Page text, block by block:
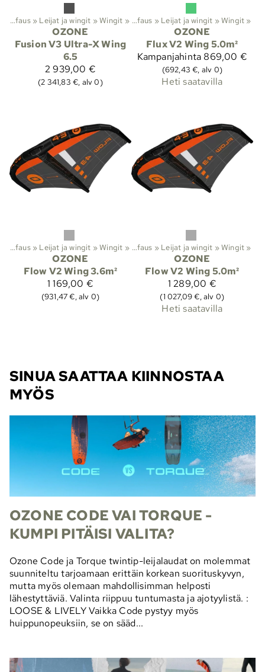
Leijasurffaus ‪» Leijat ja wingit ‪»Wingit ‪»
OZONE
Fusion V3 Ultra-X Wing
6.5
2 939,00 €
(2 341,83 €, alv 0)
Lajit‪» Leijasurffaus ‪» Leijat ja wingit ‪»Wingit ‪»
OZONE
Flux V2 Wing 5.0m²
Kampanjahinta 869,00 €
(692,43 €, alv 0)
Heti saatavilla
Leijasurffaus ‪» Leijat ja wingit ‪»Wingit ‪»
OZONE
Flow V2 Wing 3.6m²
1 169,00 €
(931,47 €, alv 0)
Lajit‪» Leijasurffaus ‪» Leijat ja wingit ‪»Wingit ‪»
OZONE
Flow V2 Wing 5.0m²
1 289,00 €
(1 027,09 €, alv 0)
Heti saatavilla
SINUA SAATTAA KIINNOSTAA
MYÖS
OZONE CODE VAI TORQUE -
KUMPI PITÄISI VALITA?
Ozone Code ja Torque twintip-leijalaudat on molemmat
suunniteltu tarjoamaan erittäin korkean suorituskyvyn,
mutta myös olemaan mahdollisimman helposti
lähestyttäviä. Valinta riippuu tuntumasta ja ajotyylistä. :
LOOSE & LIVELY Vaikka Code pystyy myös
huippunopeuksiin, se on sääd...